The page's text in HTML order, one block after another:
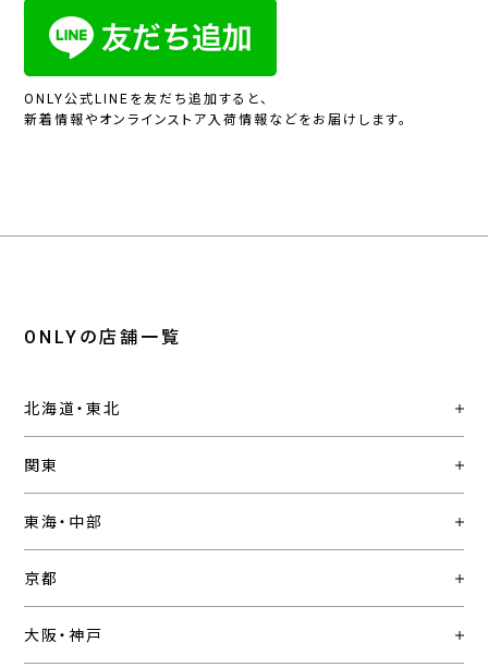
ONLY公式LINEを友だち追加すると、
新着情報やオンラインストア入荷情報などをお届けします。
ONLYの店舗一覧
北海道・東北
関東
東海・中部
京都
大阪・神戸